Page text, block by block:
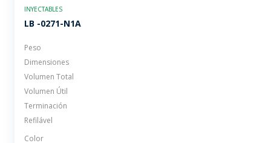
INYECTABLES
LB -0271-N1A
Peso
Dimensiones
Volumen Total
Volumen Útil
Terminación
Refilável
Color